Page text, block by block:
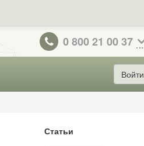
0 800 21 00 37
Войти
Статьи